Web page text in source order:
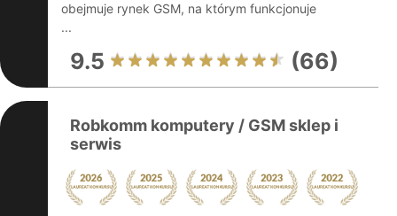
obejmuje rynek GSM, na którym funkcjonuje
...
9.5 (66)
Robkomm komputery / GSM sklep i
serwis